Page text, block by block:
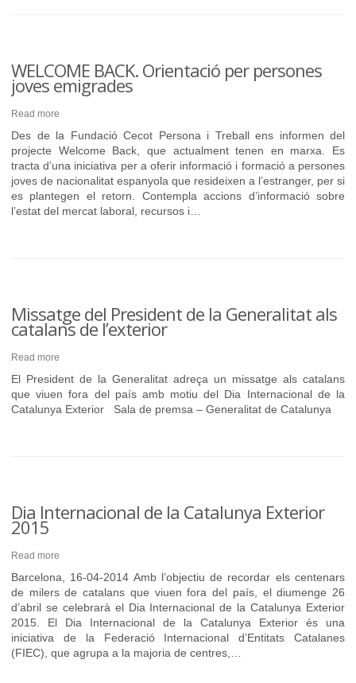
WELCOME BACK. Orientació per persones
joves emigrades
Read more
Des de la Fundació Cecot Persona i Treball ens informen del
projecte Welcome Back, que actualment tenen en marxa. Es
tracta d’una iniciativa per a oferir informació i formació a persones
joves de nacionalitat espanyola que resideixen a l’estranger, per si
es plantegen el retorn. Contempla accions d’informació sobre
l’estat del mercat laboral, recursos i…
Missatge del President de la Generalitat als
catalans de l’exterior
Read more
El President de la Generalitat adreça un missatge als catalans
que viuen fora del país amb motiu del Dia Internacional de la
Catalunya Exterior Sala de premsa – Generalitat de Catalunya
Dia Internacional de la Catalunya Exterior
2015
Read more
Barcelona, 16-04-2014 Amb l’objectiu de recordar els centenars
de milers de catalans que viuen fora del país, el diumenge 26
d’abril se celebrarà el Dia Internacional de la Catalunya Exterior
2015. El Dia Internacional de la Catalunya Exterior és una
iniciativa de la Federació Internacional d’Entitats Catalanes
(FIEC), que agrupa a la majoria de centres,…